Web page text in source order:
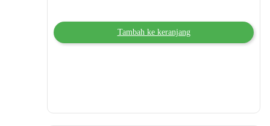
Tambah ke keranjang